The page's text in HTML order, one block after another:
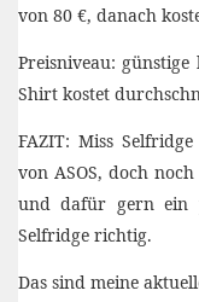
von 80 €, danach
Preisniveau: günstige
Shirt kostet
FAZIT: Miss
von ASOS, doch
und dafür gern ein
Selfridge richtig.
Das sind meine